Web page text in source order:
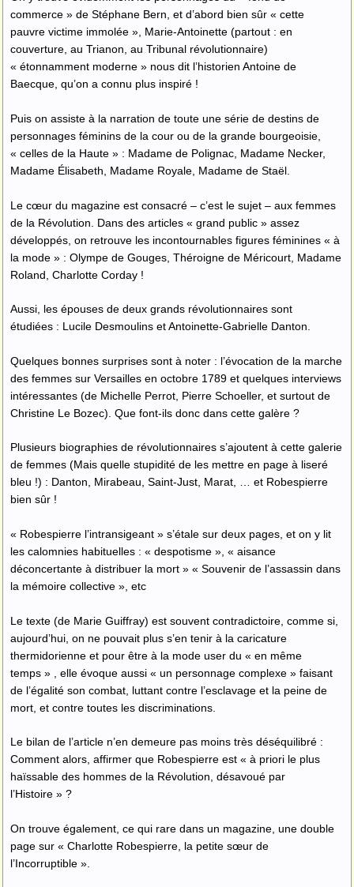
commerce » de Stéphane Bern, et d’abord bien sûr « cette
pauvre victime immolée », Marie-Antoinette (partout : en
couverture, au Trianon, au Tribunal révolutionnaire)
« étonnamment moderne » nous dit l’historien Antoine de
Baecque, qu’on a connu plus inspiré !
Puis on assiste à la narration de toute une série de destins de
personnages féminins de la cour ou de la grande bourgeoisie,
« celles de la Haute » : Madame de Polignac, Madame Necker,
Madame Élisabeth, Madame Royale, Madame de Staël.
Le cœur du magazine est consacré – c’est le sujet – aux femmes
de la Révolution. Dans des articles « grand public » assez
développés, on retrouve les incontournables figures féminines « à
la mode » : Olympe de Gouges, Théroigne de Méricourt, Madame
Roland, Charlotte Corday !
Aussi, les épouses de deux grands révolutionnaires sont
étudiées : Lucile Desmoulins et Antoinette-Gabrielle Danton.
Quelques bonnes surprises sont à noter : l’évocation de la marche
des femmes sur Versailles en octobre 1789 et quelques interviews
intéressantes (de Michelle Perrot, Pierre Schoeller, et surtout de
Christine Le Bozec). Que font-ils donc dans cette galère ?
Plusieurs biographies de révolutionnaires s’ajoutent à cette galerie
de femmes (Mais quelle stupidité de les mettre en page à liseré
bleu !) : Danton, Mirabeau, Saint-Just, Marat, … et Robespierre
bien sûr !
« Robespierre l’intransigeant » s’étale sur deux pages, et on y lit
les calomnies habituelles : « despotisme », « aisance
déconcertante à distribuer la mort » « Souvenir de l’assassin dans
la mémoire collective », etc
Le texte (de Marie Guiffray) est souvent contradictoire, comme si,
aujourd’hui, on ne pouvait plus s’en tenir à la caricature
thermidorienne et pour être à la mode user du « en même
temps » , elle évoque aussi « un personnage complexe » faisant
de l’égalité son combat, luttant contre l’esclavage et la peine de
mort, et contre toutes les discriminations.
Le bilan de l’article n’en demeure pas moins très déséquilibré :
Comment alors, affirmer que Robespierre est « à priori le plus
haïssable des hommes de la Révolution, désavoué par
l’Histoire » ?
On trouve également, ce qui rare dans un magazine, une double
page sur « Charlotte Robespierre, la petite sœur de
l’Incorruptible ».